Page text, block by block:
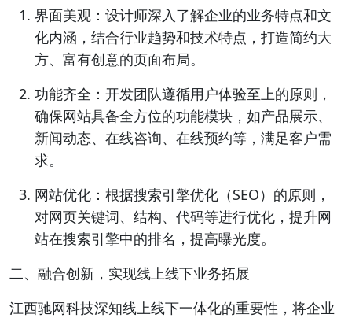
界面美观：设计师深入了解企业的业务特点和文
化内涵，结合行业趋势和技术特点，打造简约大
方、富有创意的页面布局。
功能齐全：开发团队遵循用户体验至上的原则，
确保网站具备全方位的功能模块，如产品展示、
新闻动态、在线咨询、在线预约等，满足客户需
求。
网站优化：根据搜索引擎优化（SEO）的原则，
对网页关键词、结构、代码等进行优化，提升网
站在搜索引擎中的排名，提高曝光度。
二、融合创新，实现线上线下业务拓展
江西驰网科技深知线上线下一体化的重要性，将企业